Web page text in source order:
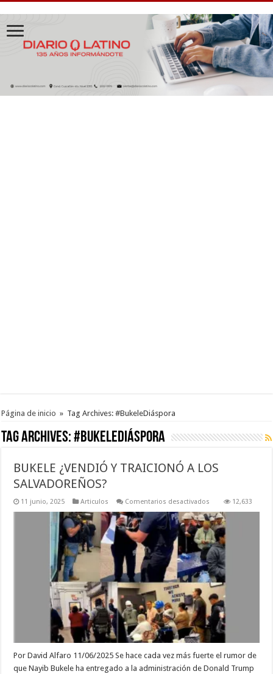
Página de inicio » Tag Archives: #BukeleDiáspora
Tag Archives:#BukeleDiáspora
BUKELE ¿VENDIÓ Y TRAICIONÓ A LOS
SALVADOREÑOS?
11 junio, 2025 Articulos Comentarios desactivados
¿VENDIÓ
Y
TRAICIONÓ
A
LOS
SALVADOREÑOS?
12,633
Por David Alfaro 11/06/2025 Se hace cada vez más fuerte el rumor de
que Nayib Bukele ha entregado a la administración de Donald Trump